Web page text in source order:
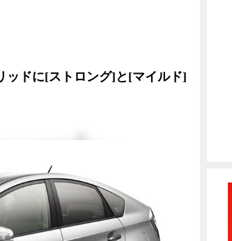
ドに[ストロング]と[マイルド]